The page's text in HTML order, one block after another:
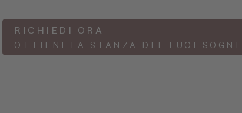
RICHIEDI ORA
OTTIENI LA STANZA DEI TUOI SOGNI